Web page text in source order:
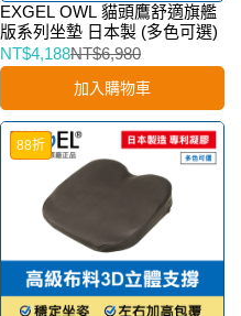
EXGEL OWL 貓頭鷹舒適旗艦
版系列坐墊 日本製 (多色可選)
NT$4,188NT$6,980
加入購物車
88折